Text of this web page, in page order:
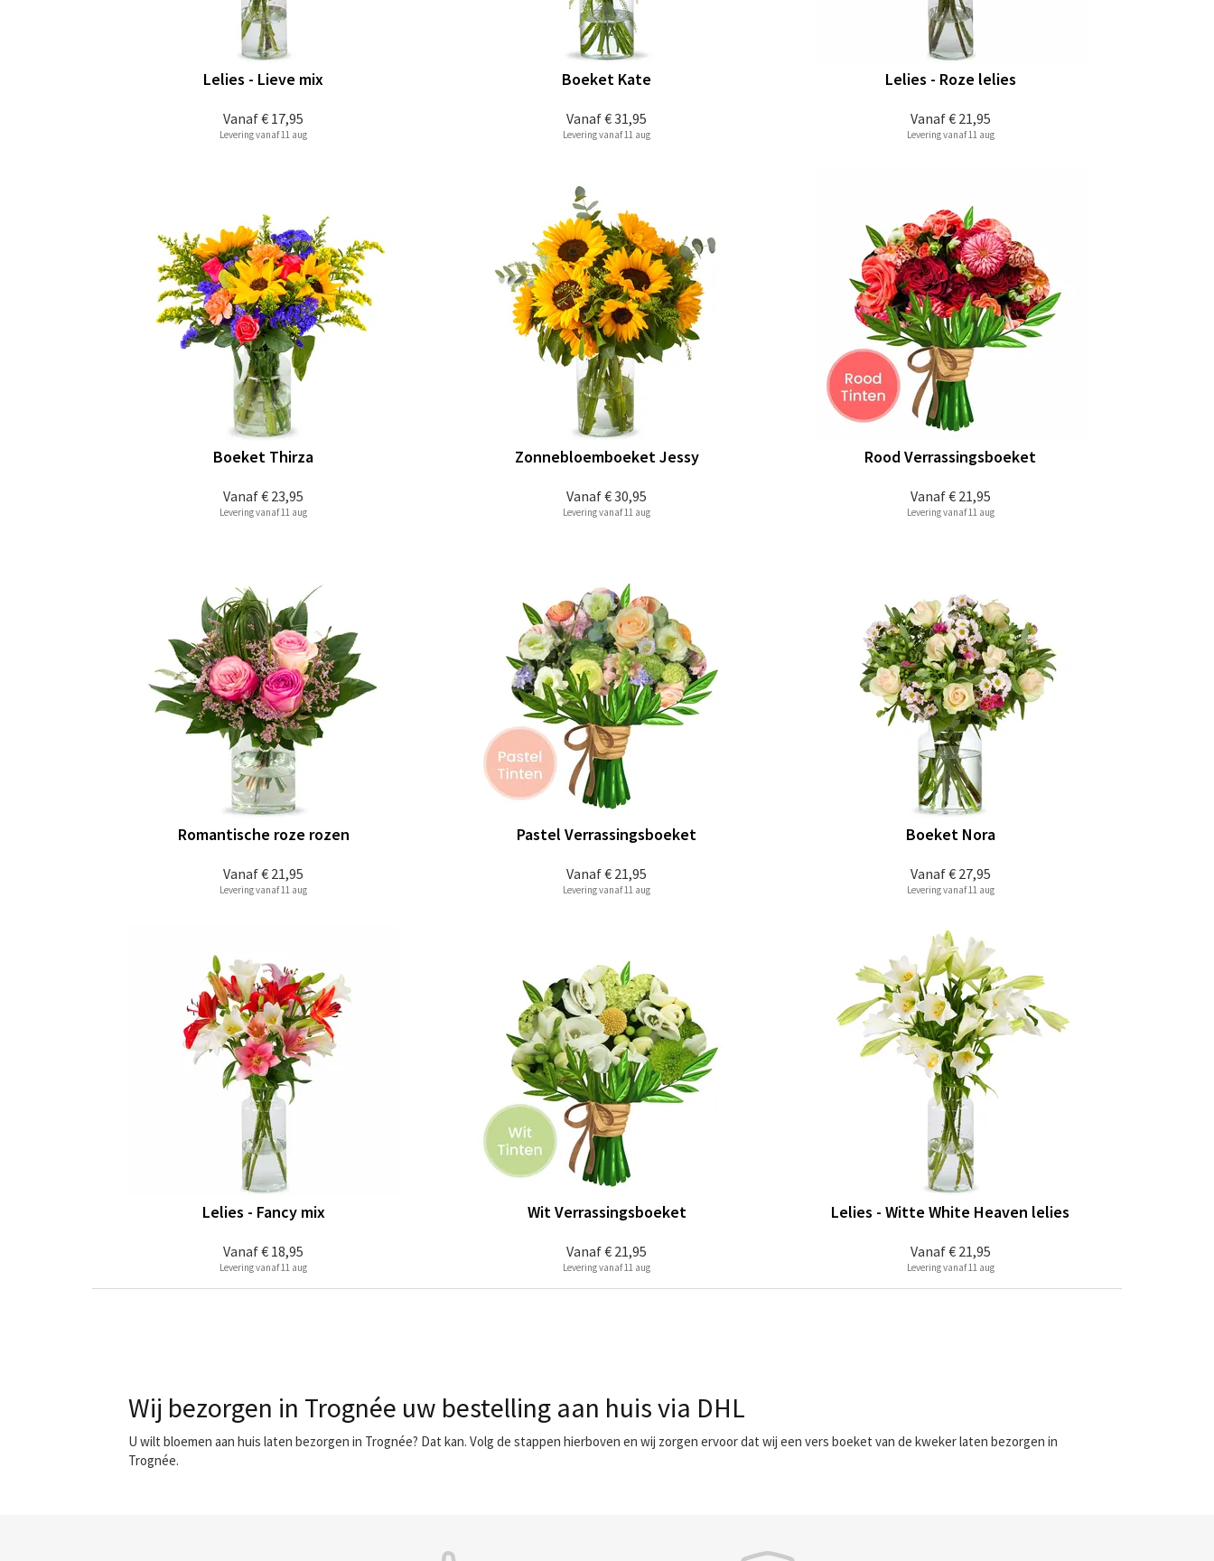
Vanaf€ 17,95
Lelies - Lieve mix
Levering vanaf 11 aug
Vanaf€ 31,95
Boeket Kate
Levering vanaf 11 aug
Vanaf€ 21,95
Lelies - Roze lelies
Levering vanaf 11 aug
Vanaf€ 23,95
Boeket Thirza
Levering vanaf 11 aug
Vanaf€ 30,95
Zonnebloemboeket Jessy
Levering vanaf 11 aug
Vanaf€ 21,95
Rood Verrassingsboeket
Levering vanaf 11 aug
Vanaf€ 21,95
Romantische roze rozen
Levering vanaf 11 aug
Vanaf€ 21,95
Pastel Verrassingsboeket
Levering vanaf 11 aug
Vanaf€ 27,95
Boeket Nora
Levering vanaf 11 aug
Vanaf€ 18,95
Lelies - Fancy mix
Levering vanaf 11 aug
Vanaf€ 21,95
Wit Verrassingsboeket
Levering vanaf 11 aug
Vanaf€ 21,95
Lelies - Witte White Heaven lelies
Levering vanaf 11 aug
Wij bezorgen in Trognée uw bestelling aan huis via DHL
U wilt bloemen aan huis laten bezorgen in Trognée? Dat kan. Volg de stappen hierboven en wij zorgen ervoor dat wij een vers boeket van de kweker laten bezorgen in
Trognée.